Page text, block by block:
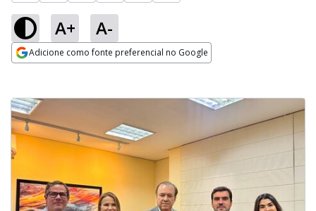
A+ A-
Adicione como fonte preferencial no Google